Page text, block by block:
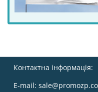
Контактна інформація:
E-mail: